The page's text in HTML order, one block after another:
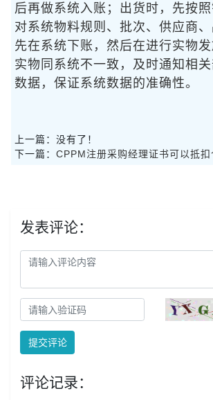
后再做系统入账；出货时，先按
对系统物料规则、批次、供应商、
先在系统下账，然后在进行实物
实物同系统不一致，及时通知相
数据，保证系统数据的准确性。
上一篇：没有了！
下一篇： CPPM注册采购经理证书可以抵扣
发表评论：
提交评论
评论记录：